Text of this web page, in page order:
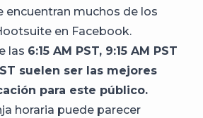
encuentran muchos de los
en Facebook.
las 6:15 AM PST, 9:15 AM PST
suelen ser las mejores
para este público.
horaria puede parecer